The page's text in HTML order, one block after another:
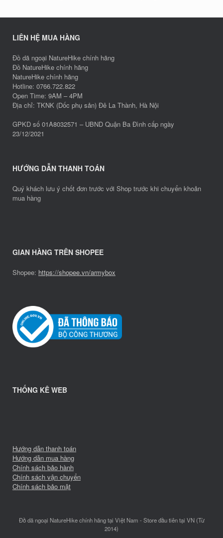
LIÊN HỆ MUA HÀNG
Đồ dã ngoại NatureHike chính hãng
Đồ NatureHike chính hãng
NatureHike chính hãng
Hotline: 0766.722.822
Open Time: 9AM – 4PM
Địa chỉ: TKNK (Dốc phụ sản) Đê La Thành, Hà Nội
GPKD số 01A8032571 – UBND Quận Ba Đình cấp ngày
23/12/2021
HƯỚNG DẪN THANH TOÁN
Quý khách lưu ý chốt đơn trước với Shop trước khi chuyển khoản
mua hàng
GIAN HÀNG TRÊN SHOPEE
Shopee: https://shopee.vn/armybox
THỐNG KÊ WEB
Hướng dẫn thanh toán
Hướng dẫn mua hàng
Chính sách bảo hành
Chính sách vận chuyển
Chính sách bảo mật
Đồ dã ngoại NatureHike chính hãng tại Việt Nam - Store đầu tiên tại VN (Từ
2014)